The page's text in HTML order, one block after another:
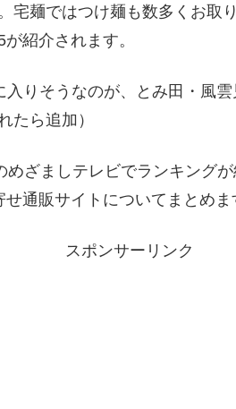
宅麺ではつけ麺も数多くお取
紹介されます。
りそうなのが、とみ田・風
たら追加）
ざましテレビでランキング
通販サイトについてまとめま
スポンサーリンク